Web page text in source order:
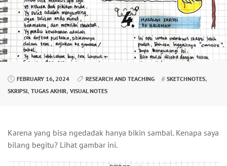
FEBRUARY 16, 2024 RESEARCH AND TEACHING SKETCHNOTES,
SKRIPSI, TUGAS AKHIR, VISUAL NOTES
Karena yang bisa ngedadak hanya bikin sambal. Kenapa saya
bilang begitu? Lihat gambar ini.